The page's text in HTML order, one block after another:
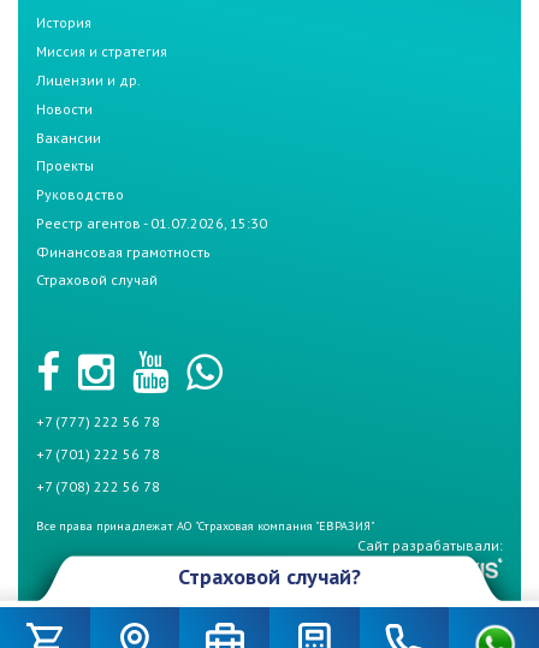
История
Миссия и стратегия
Лицензии и др.
Новости
Вакансии
Проекты
Руководство
Реестр агентов - 01.07.2026, 15:30
Финансовая грамотность
Страховой случай
+7 (777) 222 56 78
+7 (701) 222 56 78
+7 (708) 222 56 78
Все права принадлежат АО "Страховая компания "ЕВРАЗИЯ"
Сайт разрабатывали:
Страховой случай?
беспокойтесь, если у Вас страховой полис СК «Евразия». Для начала